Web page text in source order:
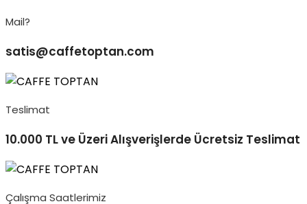
Mail?
satis@caffetoptan.com
Teslimat
10.000 TL ve Üzeri Alışverişlerde Ücretsiz Teslimat
Çalışma Saatlerimiz